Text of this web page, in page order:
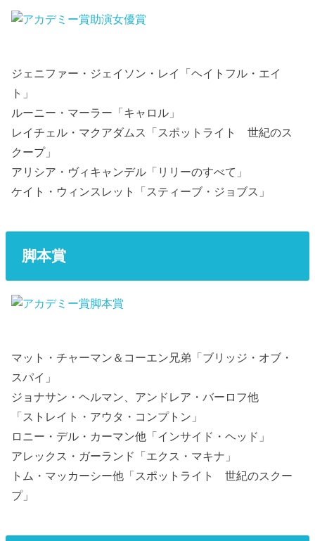
ジェニファー・ジェイソン・レイ「ヘイトフル・エイ
ト」
ルーニー・マーラー「キャロル」
レイチェル・マクアダムス「スポットライト 世紀のス
クープ」
アリシア・ヴィキャンデル「リリーのすべて」
ケイト・ウィンスレット「スティーブ・ジョブス」
脚本賞
マット・チャーマン＆コーエン兄弟「ブリッジ・オブ・
スパイ」
ジョナサン・ヘルマン、アンドレア・バーロフ他
「ストレイト・アウタ・コンプトン」
ロニー・デル・カーマン他「インサイド・ヘッド」
アレックス・ガーランド「エクス・マキナ」
トム・マッカーシー他「スポットライト 世紀のスクー
プ」